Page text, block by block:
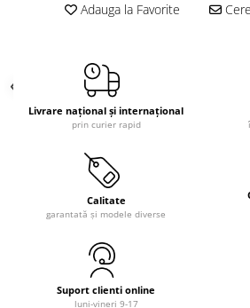
Adauga la Favorite
Livrare național și internațional
prin curier rapid
Calitate
garantată și modele diverse
Suport clienti online
luni-vineri 9-17